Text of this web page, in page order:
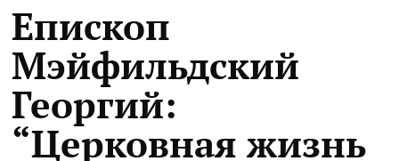
Епископ
Мэйфильдский
Георгий:
“Церковная жизнь